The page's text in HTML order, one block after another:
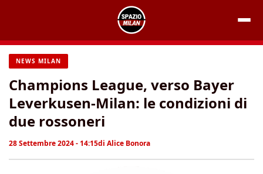
contenuto
NEWS MILAN
Champions League, verso Bayer
Leverkusen-Milan: le condizioni di
due rossoneri
28 Settembre 2024 - 14:15di Alice Bonora